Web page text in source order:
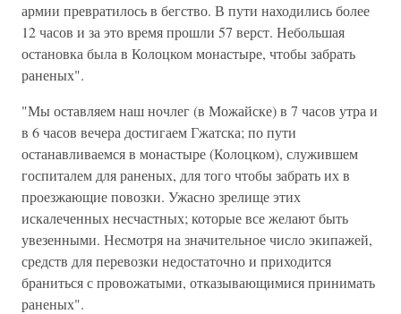
армии превратилось в бегство. В пути находились более
12 часов и за это время прошли 57 верст. Небольшая
остановка была в Колоцком монастыре, чтобы забрать
раненых".
"Мы оставляем наш ночлег (в Можайске) в 7 часов утра и
в 6 часов вечера достигаем Гжатска; по пути
останавливаемся в монастыре (Колоцком), служившем
госпиталем для раненых, для того чтобы забрать их в
проезжающие повозки. Ужасно зрелище этих
искалеченных несчастных; которые все желают быть
увезенными. Несмотря на значительное число экипажей,
средств для перевозки недостаточно и приходится
браниться с провожатыми, отказывающимися принимать
раненых".